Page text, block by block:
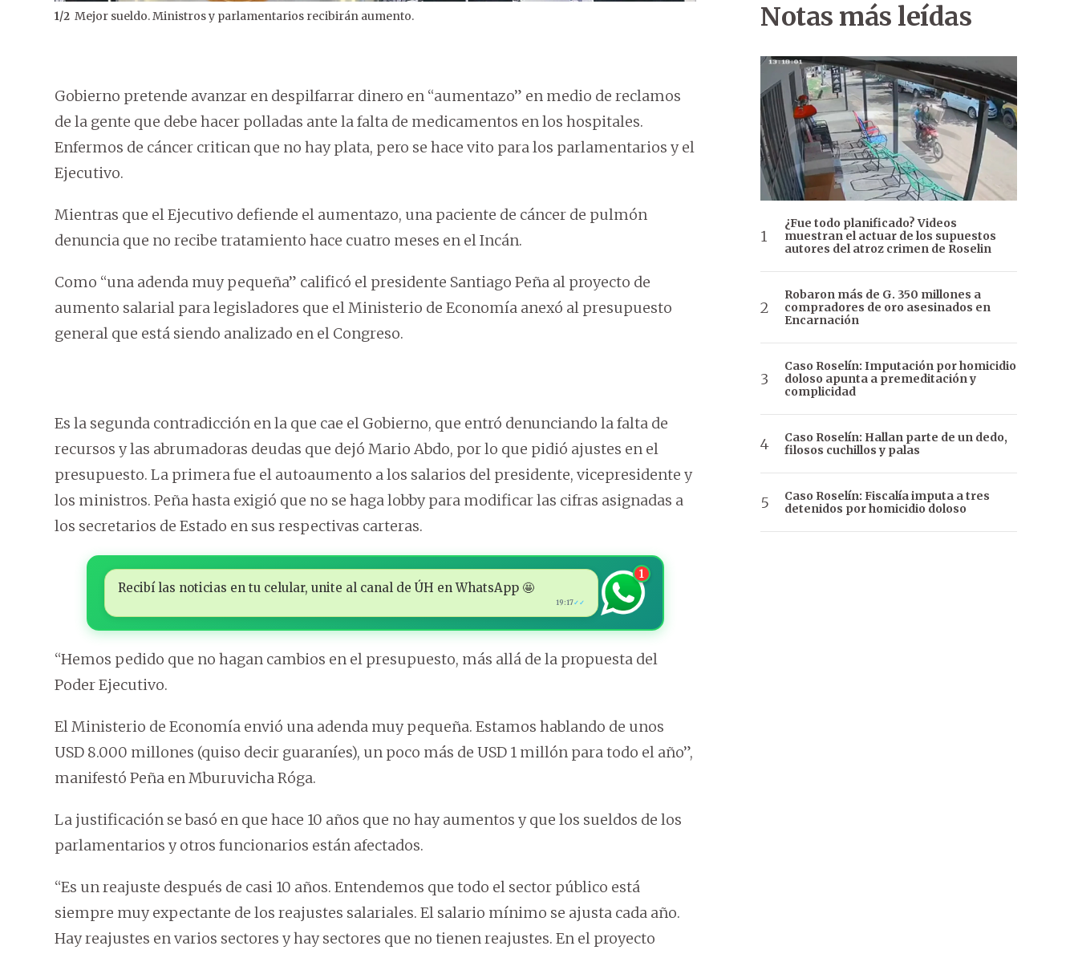
1/2 Mejor sueldo. Ministros y parlamentarios recibirán aumento.
Clamor. Pacientes, familiares y enfermeros del cáncer exigen
medicamentos de altos costos y equipamiento de hospitales.
Gobierno pretende avanzar en despilfarrar dinero en “aumentazo” en medio de reclamos
de la gente que debe hacer polladas ante la falta de medicamentos en los hospitales.
Enfermos de cáncer critican que no hay plata, pero se hace vito para los parlamentarios y el
Ejecutivo.
Mientras que el Ejecutivo defiende el aumentazo, una paciente de cáncer de pulmón
denuncia que no recibe tratamiento hace cuatro meses en el Incán.
Como “una adenda muy pequeña” calificó el presidente Santiago Peña al proyecto de
aumento salarial para legisladores que el Ministerio de Economía anexó al presupuesto
general que está siendo analizado en el Congreso.
Es la segunda contradicción en la que cae el Gobierno, que entró denunciando la falta de
recursos y las abrumadoras deudas que dejó Mario Abdo, por lo que pidió ajustes en el
presupuesto. La primera fue el autoaumento a los salarios del presidente, vicepresidente y
los ministros. Peña hasta exigió que no se haga lobby para modificar las cifras asignadas a
los secretarios de Estado en sus respectivas carteras.
Recibí las noticias en tu celular, unite al canal de ÚH en WhatsApp 🤩
19:17✓✓
1
“Hemos pedido que no hagan cambios en el presupuesto, más allá de la propuesta del
Poder Ejecutivo.
El Ministerio de Economía envió una adenda muy pequeña. Estamos hablando de unos
USD 8.000 millones (quiso decir guaraníes), un poco más de USD 1 millón para todo el año”,
manifestó Peña en Mburuvicha Róga.
La justificación se basó en que hace 10 años que no hay aumentos y que los sueldos de los
parlamentarios y otros funcionarios están afectados.
“Es un reajuste después de casi 10 años. Entendemos que todo el sector público está
siempre muy expectante de los reajustes salariales. El salario mínimo se ajusta cada año.
Hay reajustes en varios sectores y hay sectores que no tienen reajustes. En el proyecto
Notas más leídas
¿Fue todo planificado? Videos
muestran el actuar de los supuestos
autores del atroz crimen de Roselin
Robaron más de G. 350 millones a
compradores de oro asesinados en
Encarnación
Caso Roselín: Imputación por homicidio
doloso apunta a premeditación y
complicidad
Caso Roselín: Hallan parte de un dedo,
filosos cuchillos y palas
Caso Roselín: Fiscalía imputa a tres
detenidos por homicidio doloso